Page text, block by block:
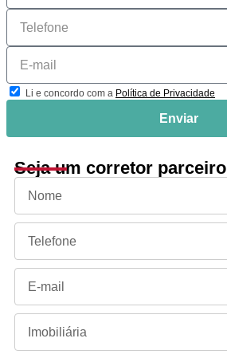
Li e concordo com a Política de Privacidade
Enviar
Seja um corretor parceiro